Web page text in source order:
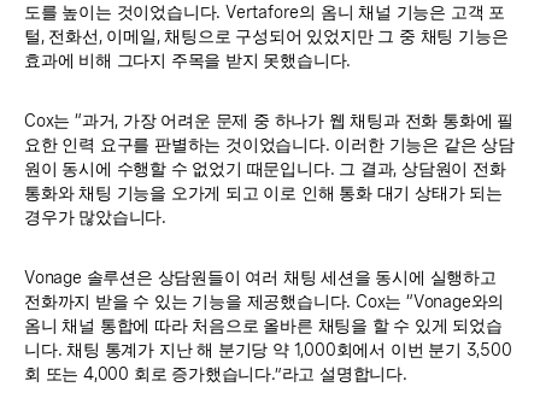
도를 높이는 것이었습니다. Vertafore의 옴니 채널 기능은 고객 포
털, 전화선, 이메일, 채팅으로 구성되어 있었지만 그 중 채팅 기능은
효과에 비해 그다지 주목을 받지 못했습니다.
Cox는 “과거, 가장 어려운 문제 중 하나가 웹 채팅과 전화 통화에 필
요한 인력 요구를 판별하는 것이었습니다. 이러한 기능은 같은 상담
원이 동시에 수행할 수 없었기 때문입니다. 그 결과, 상담원이 전화
통화와 채팅 기능을 오가게 되고 이로 인해 통화 대기 상태가 되는
경우가 많았습니다.
Vonage 솔루션은 상담원들이 여러 채팅 세션을 동시에 실행하고
전화까지 받을 수 있는 기능을 제공했습니다. Cox는 “Vonage와의
옴니 채널 통합에 따라 처음으로 올바른 채팅을 할 수 있게 되었습
니다. 채팅 통계가 지난 해 분기당 약 1,000회에서 이번 분기 3,500
회 또는 4,000 회로 증가했습니다.”라고 설명합니다.